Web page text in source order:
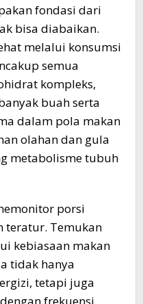
fondasi dari
bisa diabaikan.
melalui konsumsi
semua
kompleks,
buah serta
dalam pola makan
olahan dan gula
metabolisme tubuh
porsi
teratur. Temukan
kebiasaan makan
tidak hanya
tetapi juga
frekuensi